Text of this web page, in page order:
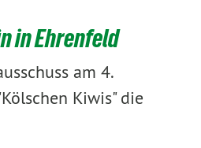
in Ehrenfeld
am 4.
Kiwis" die